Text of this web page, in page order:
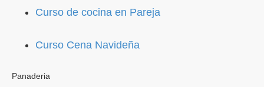
Curso de cocina en Pareja
Curso Cena Navideña
Panaderia